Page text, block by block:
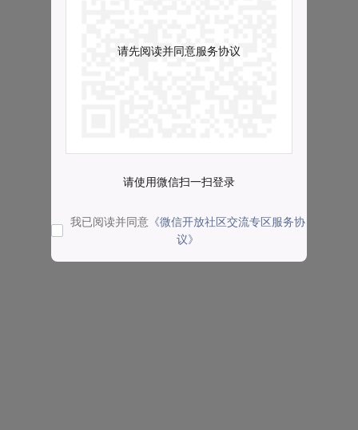
请先阅读并同意服务协议
请使用微信扫一扫登录
我已阅读并同意 《微信开放社区交流专区服务协
议》